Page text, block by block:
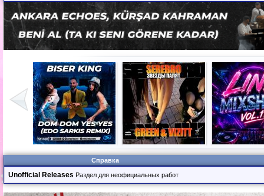
Справка
Unofficial Releases Раздел для неофициальных работ